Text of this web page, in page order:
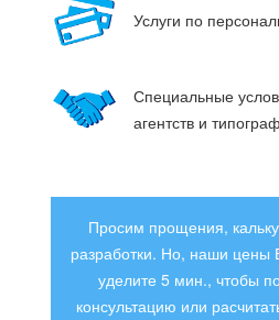
Услуги по
Специальные
агентств и
Просим прощения,
разработки. Но, наши цены
уделите 5 мин., чтобы
консультацию или